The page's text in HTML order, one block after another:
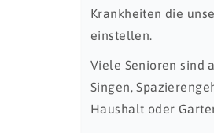
Krankheiten die
einstellen.
Viele Senioren sind
Singen,
Haushalt oder